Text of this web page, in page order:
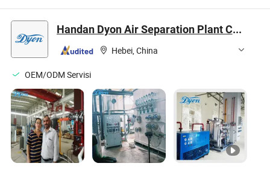
Handan Dyon Air Separation Plant Co., Ltd.
Hebei, China
OEM/ODM Servisi